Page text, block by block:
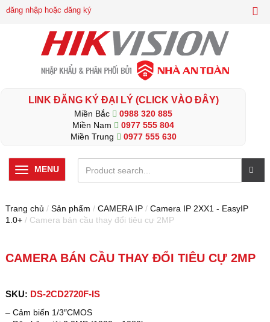
đăng nhập hoặc đăng ký
LINK ĐĂNG KÝ ĐẠI LÝ (CLICK VÀO ĐÂY)
Miền Bắc
0988 320 885
Miền Nam
0977 555 804
Miền Trung
0977 555 630
MENU
Trang chủ / Sản phẩm / CAMERA IP / Camera IP 2XX1 - EasyIP
1.0+ / Camera bán cầu thay đổi tiêu cự 2MP
CAMERA BÁN CẦU THAY ĐỔI TIÊU CỰ 2MP
SKU: DS-2CD2720F-IS
– Cảm biến 1/3″CMOS